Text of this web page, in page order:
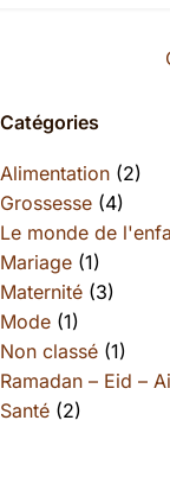
Catégories
Alimentation (2)
Grossesse (4)
Le monde de
Mariage (1)
Maternité (3)
Mode (1)
Non classé (1)
Ramadan – Eid –
Santé (2)